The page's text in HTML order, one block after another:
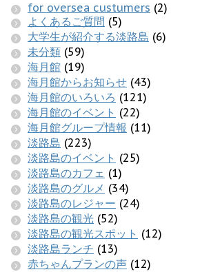
for oversea custumers (2)
よくあるご質問 (5)
大学生が紹介する淡路島 (6)
未分類 (59)
海月館 (19)
海月館からお知らせ (43)
海月館のいろいろ (121)
海月館のイベント (22)
海月館グループ情報 (11)
淡路島 (223)
淡路島のイベント (25)
淡路島のカフェ (1)
淡路島のグルメ (34)
淡路島のレジャー (24)
淡路島の観光 (52)
淡路島の観光スポット (12)
淡路島ランチ (13)
赤ちゃんプランの声 (12)